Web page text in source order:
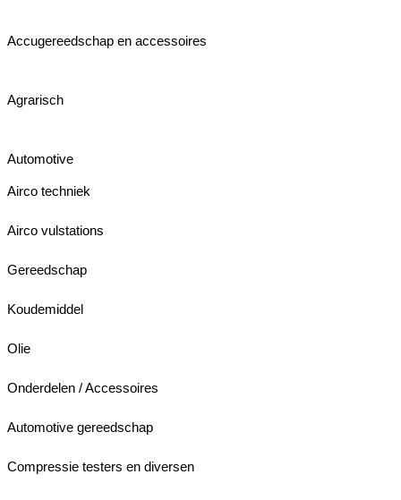
Accugereedschap en accessoires
Agrarisch
Automotive
Airco techniek
Airco vulstations
Gereedschap
Koudemiddel
Olie
Onderdelen / Accessoires
Automotive gereedschap
Compressie testers en diversen